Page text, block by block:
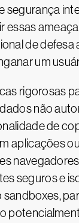
segurança
essas
de defesa
um
rigorosas
não
de
aplicações
seguros e